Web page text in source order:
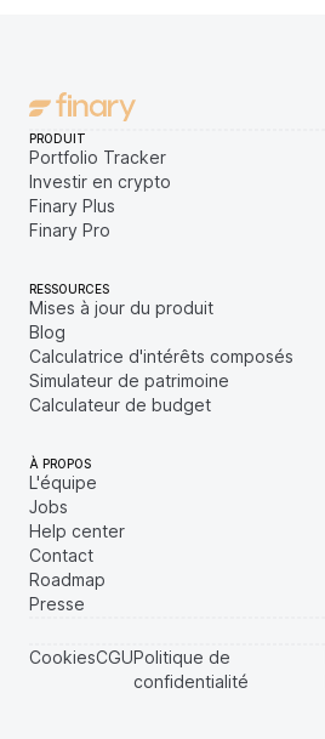
PRODUIT
Portfolio Tracker
Investir en crypto
Finary Plus
Finary Pro
RESSOURCES
Mises à jour du produit
Blog
Calculatrice d'intérêts composés
Simulateur de patrimoine
Calculateur de budget
À PROPOS
L'équipe
Jobs
Help center
Contact
Roadmap
Presse
CookiesCGUPolitique de
confidentialité